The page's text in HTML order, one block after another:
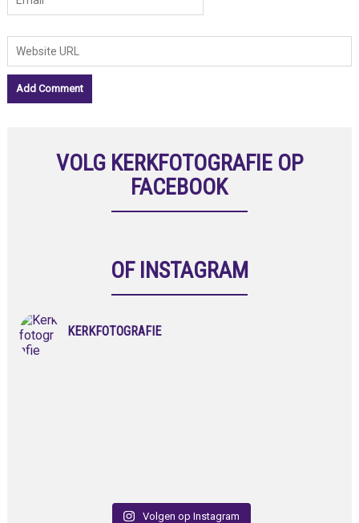
VOLG KERKFOTOGRAFIE OP
FACEBOOK
OF INSTAGRAM
KERKFOTOGRAFIE
Volgen op Instagram